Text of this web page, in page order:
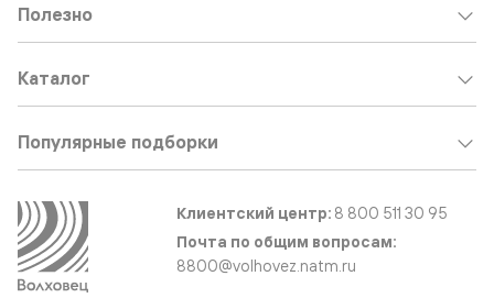
Полезно
Каталог
Популярные подборки
Клиентский центр: 8 800 511 30 95
Почта по общим вопросам:
8800@volhovez.natm.ru